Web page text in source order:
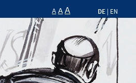
A A A DE | EN